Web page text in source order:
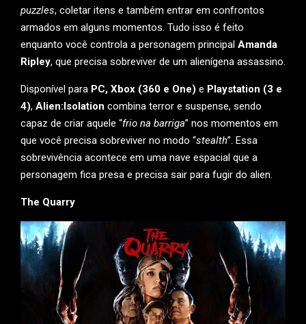
puzzles, coletar itens e também entrar em confrontos
armados em alguns momentos. Tudo isso é feito
enquanto você controla a personagem principal Amanda
Ripley, que precisa sobreviver de um alienígena assassino.
Disponível para PC, Xbox (360 e One) e Playstation (3 e
4), Alien:Isolation combina terror e suspense, sendo
capaz de criar aquele “frio na barriga” nos momentos em
que você precisa sobreviver no modo “stealth”. Essa
sobrevivência acontece em uma nave espacial que a
personagem fica presa e precisa sair para fugir do alien.
The Quarry